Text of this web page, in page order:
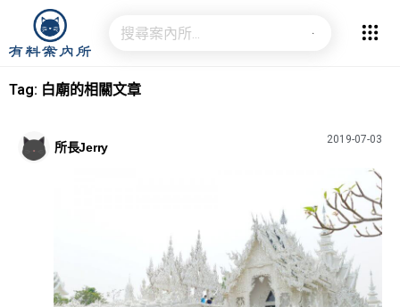
Tag: 白廟的相關文章
所長Jerry
2019-07-03